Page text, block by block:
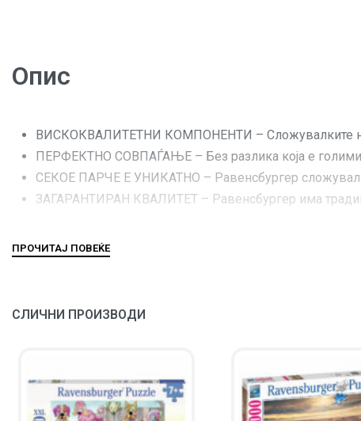
Опис
ВИСКОКВАЛИТЕТНИ КОМПОНЕНТИ – Сложувалките на
ПЕРФЕКТНО СОВПАЃАЊЕ – Без разлика која е
СЕКОЕ ПАРЧЕ Е УНИКАТНО – Равенсбургер
ЗАГАРАНТИРАН КВАЛИТЕТ – Равенсбургер има
СЛИЧНИ ПРОИЗВОДИ